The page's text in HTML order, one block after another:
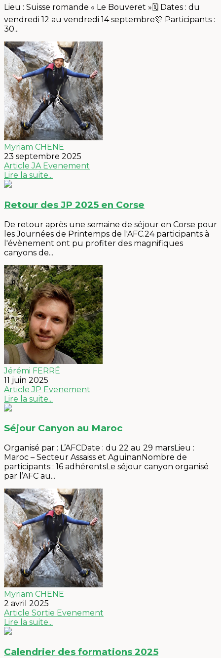
Lieu : Suisse romande « Le Bouveret »🗓 Dates : du
vendredi 12 au vendredi 14 septembre🎊 Participants :
30...
Myriam CHENE
23 septembre 2025
ArticleJA Evenement
Lire la suite...
Retour des JP 2025 en Corse
De retour après une semaine de séjour en Corse pour
les Journées de Printemps de l'AFC.24 participants à
l'évènement ont pu profiter des magnifiques
canyons de...
Jérémi FERRÉ
11 juin 2025
ArticleJP Evenement
Lire la suite...
Séjour Canyon au Maroc
Organisé par : L’AFCDate : du 22 au 29 marsLieu :
Maroc – Secteur Assaiss et AguinanNombre de
participants : 16 adhérentsLe séjour canyon organisé
par l’AFC au...
Myriam CHENE
2 avril 2025
Article Sortie Evenement
Lire la suite...
Calendrier des formations 2025